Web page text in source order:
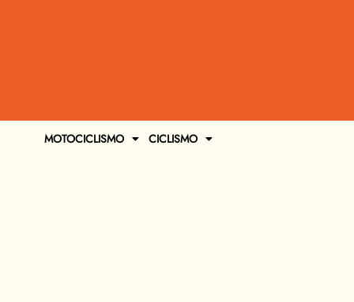
MOTOCICLISMO CICLISMO